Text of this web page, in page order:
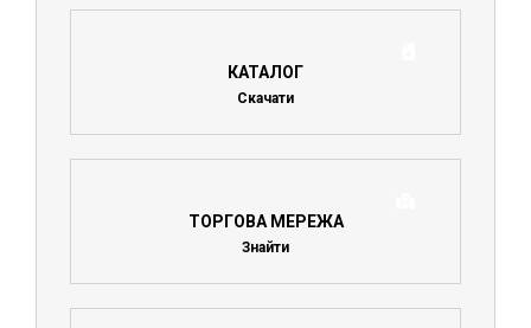
КАТАЛОГ
Скачати
ТОРГОВА МЕРЕЖА
Знайти